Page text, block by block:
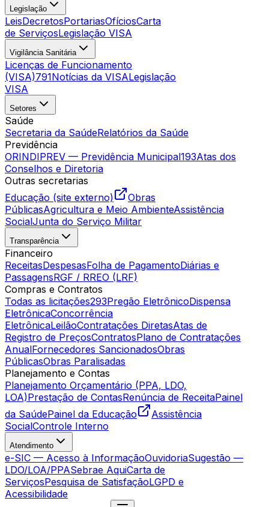
Legislação
LeisDecretosPortariasOfíciosCarta
de ServiçosLegislação VISA
Vigilância Sanitária
Licenças de Funcionamento
(VISA)791Notícias da VISALegislação
VISA
Setores
Saúde
Secretaria da SaúdeRelatórios da Saúde
Previdência
ORINDIPREV — Previdência Municipal193Atas dos
Conselhos e Diretoria
Outras secretarias
Educação (site externo)
Obras
PúblicasAgricultura e Meio AmbienteAssistência
SocialJunta do Serviço Militar
Transparência
Financeiro
ReceitasDespesasFolha de PagamentoDiárias e
PassagensRGF / RREO (LRF)
Compras e Contratos
Todas as licitações293Pregão EletrônicoDispensa
EletrônicaConcorrência
EletrônicaLeilãoContratações DiretasAtas de
Registro de PreçosContratosPlano de Contratações
AnualFornecedores SancionadosObras
PúblicasObras Paralisadas
Planejamento e Contas
Planejamento Orçamentário (PPA, LDO,
LOA)Prestação de ContasRenúncia de ReceitaPainel
da SaúdePainel da Educação
Assistência
SocialControle Interno
Atendimento
e-SIC — Acesso à InformaçãoOuvidoriaSugestão —
LDO/LOA/PPASebrae AquiCarta de
ServiçosPesquisa de SatisfaçãoLGPD e
Acessibilidade